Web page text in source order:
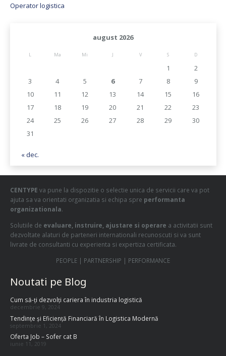
Operator logistica
august 2026
L Ma Mi J V S D
1
2
3
4 5 6 7 8
9
10
11 12 13 14 15
16
17
18 19 20 21 22
23
24
25 26 27 28 29
30
31
« dec.
CENTYPE va pune la dispozitie o selectie unica de servicii care va pot
ajuta sa va orientati organizatia si echipa spre performanta
organizationala.
Solutiile de evaluare, instruire, ajustare si operare a activitatii sunt
dezvoltate alaturi de parteneri internationali recunoscuti si va sunt
livrate de consultanti cu experienta si expertiza certificata.
PEOPLE | PARTNERSHIP | PERFORMANCE
Noutati pe Blog
Cum să-ți dezvolți cariera în industria logistică
decembrie 9, 2024
Tendințe și Eficiență Financiară în Logistica Modernă
septembrie 1, 2024
Oferta Job – Sofer cat B
iunie 11, 2019